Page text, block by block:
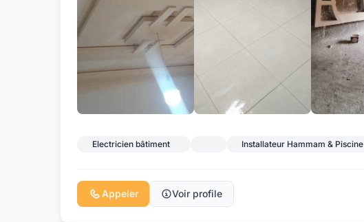
Electricien bâtiment Installateur Hammam & Piscine
Appeler Voir profile